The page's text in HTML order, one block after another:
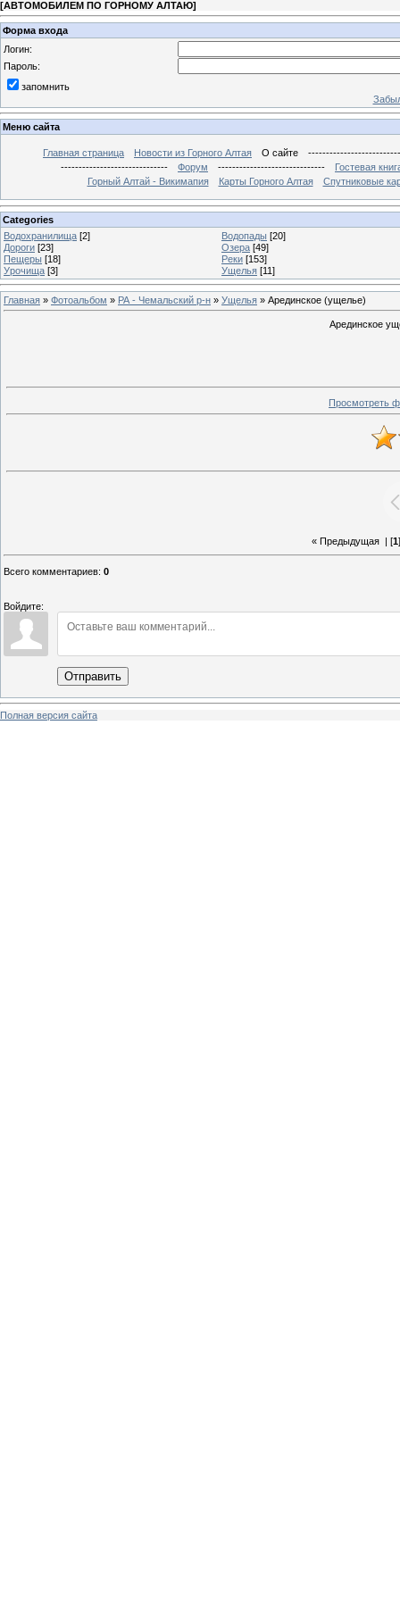
[АВТОМОБИЛЕМ ПО ГОРНОМУ АЛТАЮ]
Форма входа
Логин:
Пароль:
запомнить
Меню сайта
Главная страница Новости из Горного Алтая О сайте
------------------------------
Форум ------------------------------
Гостевая
Горный Алтай - Викимапия
Карты Горного Алтая Спутниковые
Categories
Водохранилища [2] Водопады [20]
Дороги [23] Озера [49]
Пещеры [18] Реки [153]
Урочища [3] Ущелья [11]
Главная » Фотоальбом » РА - Чемальский р-н » Ущелья » Арединское (ущелье)
Арединское
Просмотреть
« Предыдущая| [1
Всего комментариев: 0
Войдите:
Отправить
Полная версия сайта